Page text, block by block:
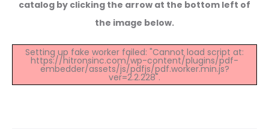
catalog by clicking the arrow at the bottom left of
the image below.
Setting up fake worker failed: "Cannot load script at:
https://hitronsinc.com/wp-content/plugins/pdf-
embedder/assets/js/pdfjs/pdf.worker.min.js?
ver=2.2.228".